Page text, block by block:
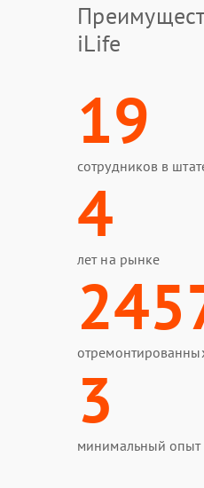
iLife
19
сотрудников в
4
лет на рынке
3
минимальный опыт